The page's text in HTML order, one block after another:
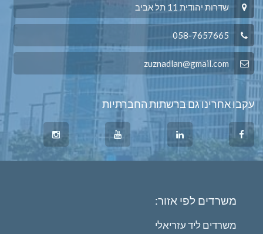
שדרות יהודית 11 תל אביב
עקבו אחרינו גם ברשתות החברתיות
משרדים לפי אזור:
משרדים ליד עזריאלי